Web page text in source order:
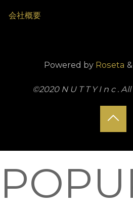
会社概要
Powered by Roseta &
©2020 N U T T Y I n c .